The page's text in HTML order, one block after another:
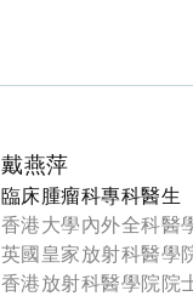
戴燕萍
臨床腫瘤科專科醫生
香港大學內外全科醫
英國皇家放射科醫學
香港放射科醫學院院